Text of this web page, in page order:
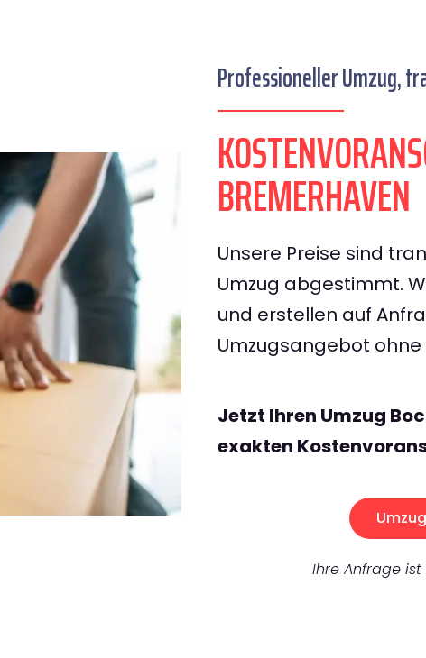
Professioneller Umzug,
BREMERHAVEN
Unsere Preise sind
Umzug abgestimmt.
und erstellen auf
Umzugsangebot
Jetzt Ihren Umzug
exakten
Ihre Anfrage ist